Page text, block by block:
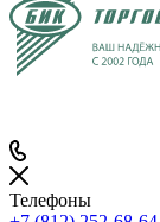
Телефоны